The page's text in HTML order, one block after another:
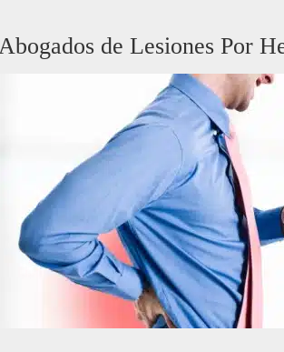
de Lesiones Por